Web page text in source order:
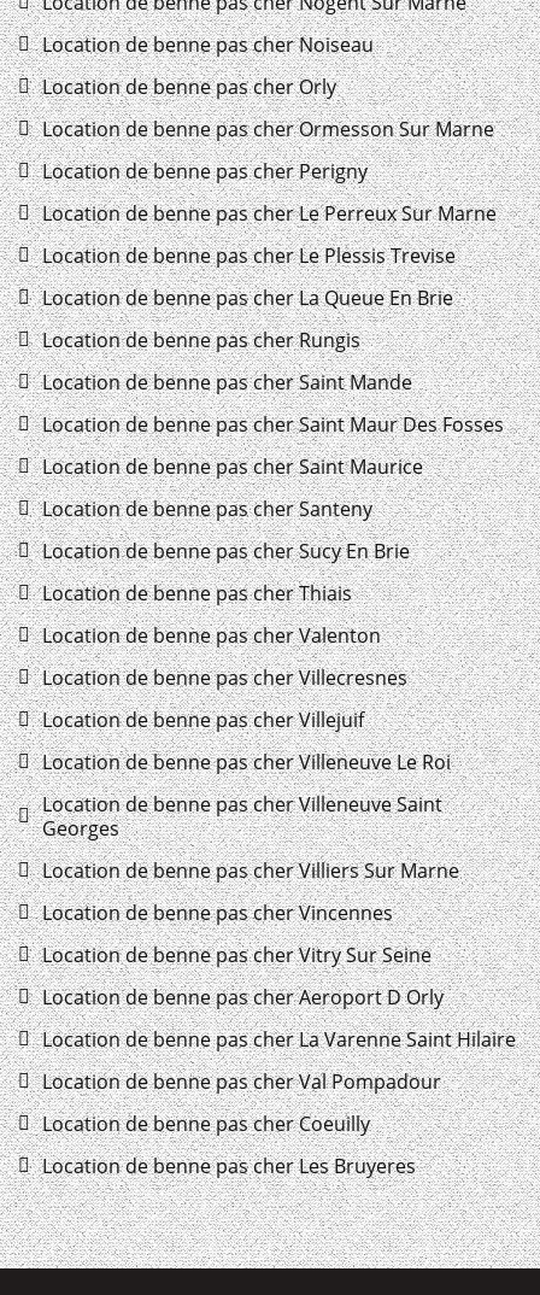
Location de benne pas cher Noiseau
Location de benne pas cher Orly
Location de benne pas cher Ormesson Sur Marne
Location de benne pas cher Perigny
Location de benne pas cher Le Perreux Sur Marne
Location de benne pas cher Le Plessis Trevise
Location de benne pas cher La Queue En Brie
Location de benne pas cher Rungis
Location de benne pas cher Saint Mande
Location de benne pas cher Saint Maur Des Fosses
Location de benne pas cher Saint Maurice
Location de benne pas cher Santeny
Location de benne pas cher Sucy En Brie
Location de benne pas cher Thiais
Location de benne pas cher Valenton
Location de benne pas cher Villecresnes
Location de benne pas cher Villejuif
Location de benne pas cher Villeneuve Le Roi
Location de benne pas cher Villeneuve Saint
Georges
Location de benne pas cher Villiers Sur Marne
Location de benne pas cher Vincennes
Location de benne pas cher Vitry Sur Seine
Location de benne pas cher Aeroport D Orly
Location de benne pas cher La Varenne Saint Hilaire
Location de benne pas cher Val Pompadour
Location de benne pas cher Coeuilly
Location de benne pas cher Les Bruyeres